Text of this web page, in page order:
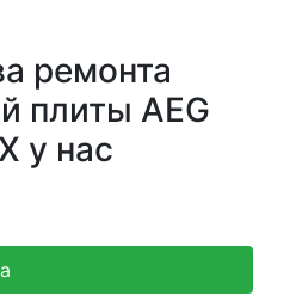
ремонта
плиты AEG
у нас